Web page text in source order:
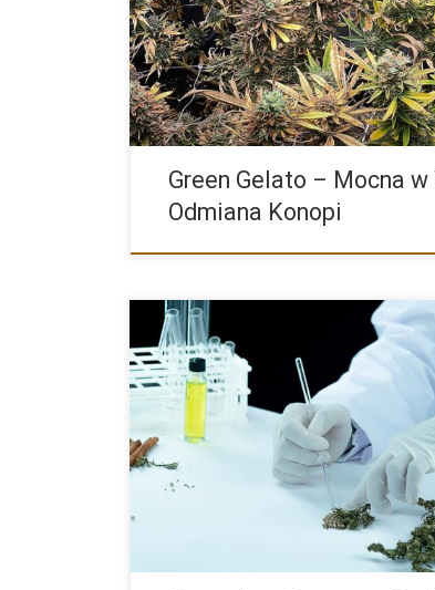
Seeds, która łączy w sobie dwa popularne
Cookies i […]
Green Gelato – Mocna w
Odmiana Konopi
Konopie indyjskie są jedną z najbardziej
roślin na świecie. Posiadają wiele cech,
unikalny wygląd, zapach, smak […]